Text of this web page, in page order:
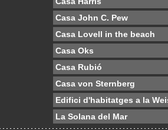
Casa John C. Pew
Casa Lovell in the beach
Casa Oks
Casa Rubió
Casa von Sternberg
Edifici d'habitatges a la
La Solana del Mar